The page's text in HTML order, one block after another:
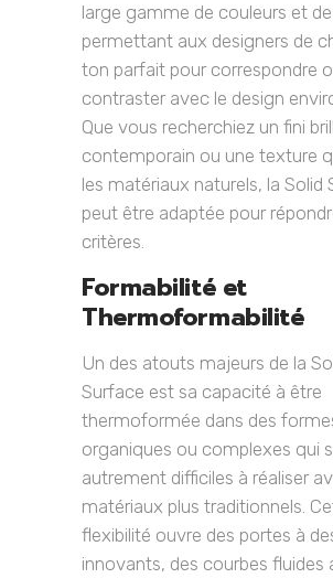
large gamme de couleurs et
permettant aux designers de
ton parfait pour correspondre
contraster avec le design
Que vous recherchiez un fini
contemporain ou une texture
les matériaux naturels, la Solid
peut être adaptée pour
critères.
Formabilité et
Thermoformabilité
Un des atouts majeurs de la
Surface est sa capacité à être
thermoformée dans des
organiques ou complexes qui
autrement difficiles à réaliser
matériaux plus traditionnels.
flexibilité ouvre des portes à
innovants, des courbes fluides